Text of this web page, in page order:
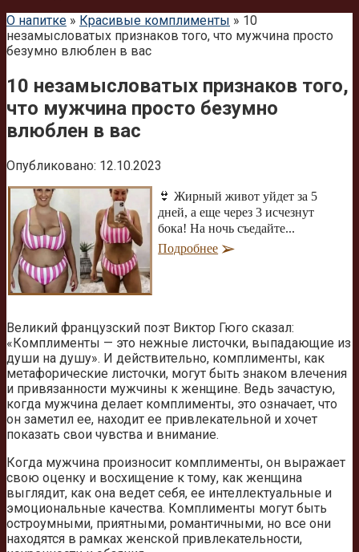
О напитке » Красивые комплименты » 10
незамысловатых признаков того, что мужчина просто
безумно влюблен в вас
10 незамысловатых признаков того,
что мужчина просто безумно
влюблен в вас
Опубликовано: 12.10.2023
👙 Жирный живот уйдет за 5
дней, а еще через 3 исчезнут
бока! На ночь съедайте...
Подробнее
Великий французский поэт Виктор Гюго сказал:
«Комплименты — это нежные листочки, выпадающие из
души на душу». И действительно, комплименты, как
метафорические листочки, могут быть знаком влечения
и привязанности мужчины к женщине. Ведь зачастую,
когда мужчина делает комплименты, это означает, что
он заметил ее, находит ее привлекательной и хочет
показать свои чувства и внимание.
Когда мужчина произносит комплименты, он выражает
свою оценку и восхищение к тому, как женщина
выглядит, как она ведет себя, ее интеллектуальные и
эмоциональные качества. Комплименты могут быть
остроумными, приятными, романтичными, но все они
находятся в рамках женской привлекательности,